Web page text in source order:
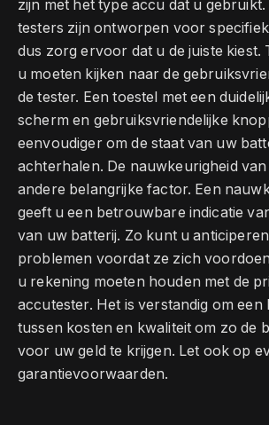
zijn met het type accu dat u
testers zijn ontworpen voor
dus zorg ervoor dat u de juiste kiest.
u moeten kijken naar de
de tester. Een toestel met een
scherm en gebruiksvriendelijke
eenvoudiger om de staat van uw
achterhalen. De nauwkeurigheid van
andere belangrijke factor. Een
geeft u een betrouwbare indicatie
van uw batterij. Zo kunt u
problemen voordat ze zich
u rekening moeten houden met de
accutester. Het is verstandig om een
tussen kosten en kwaliteit om zo de
voor uw geld te krijgen. Let ook op
garantievoorwaarden.